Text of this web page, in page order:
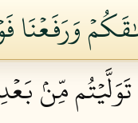
وَرَفَعۡنَا
مِّنۢ